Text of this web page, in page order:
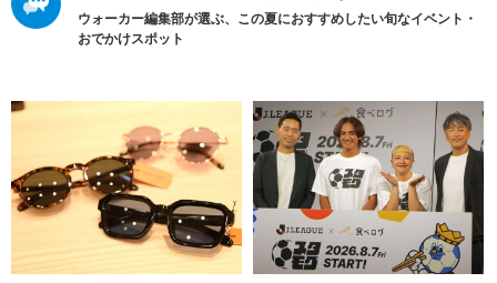
ウォーカー編集部が選ぶ、この夏におすすめしたい旬なイベント・
おでかけスポット